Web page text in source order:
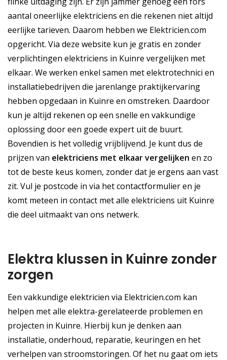
aantal oneerlijke elektriciens en die rekenen niet altijd
eerlijke tarieven. Daarom hebben we Elektricien.com
opgericht. Via deze website kun je gratis en zonder
verplichtingen elektriciens in Kuinre vergelijken met
elkaar. We werken enkel samen met elektrotechnici en
installatiebedrijven die jarenlange praktijkervaring
hebben opgedaan in Kuinre en omstreken. Daardoor
kun je altijd rekenen op een snelle en vakkundige
oplossing door een goede expert uit de buurt.
Bovendien is het volledig vrijblijvend. Je kunt dus de
prijzen van elektriciens met elkaar vergelijken en zo
tot de beste keus komen, zonder dat je ergens aan vast
zit. Vul je postcode in via het contactformulier en je
komt meteen in contact met alle elektriciens uit Kuinre
die deel uitmaakt van ons netwerk.
Elektra klussen in Kuinre zonder
zorgen
Een vakkundige elektricien via Elektricien.com kan
helpen met alle elektra-gerelateerde problemen en
projecten in Kuinre. Hierbij kun je denken aan
installatie, onderhoud, reparatie, keuringen en het
verhelpen van stroomstoringen. Of het nu gaat om iets